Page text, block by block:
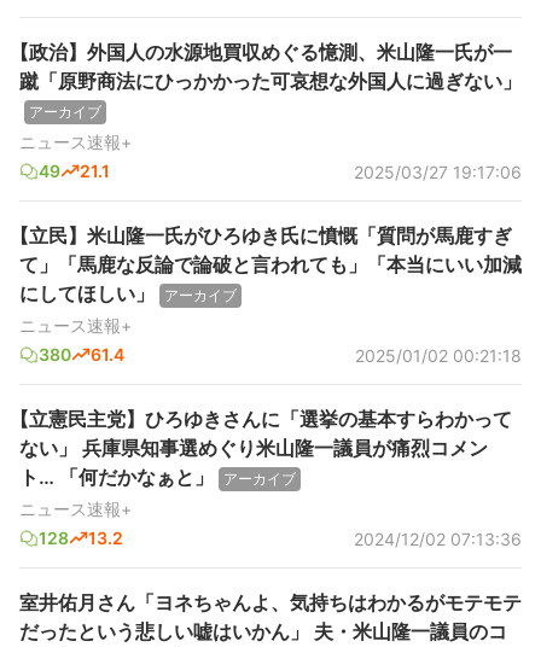
【政治】外国人の水源地買収めぐる憶測、米山隆一氏が一
蹴「原野商法にひっかかった可哀想な外国人に過ぎない」
アーカイブ
ニュース速報+
49
21.1 2025/03/27 19:17:06
【立民】米山隆一氏がひろゆき氏に憤慨「質問が馬鹿すぎ
て」「馬鹿な反論で論破と言われても」「本当にいい加減
にしてほしい」
アーカイブ
ニュース速報+
380
61.4 2025/01/02 00:21:18
【立憲民主党】ひろゆきさんに「選挙の基本すらわかって
ない」 兵庫県知事選めぐり米山隆一議員が痛烈コメン
ト… 「何だかなぁと」
アーカイブ
ニュース速報+
128
13.2 2024/12/02 07:13:36
室井佑月さん「ヨネちゃんよ、気持ちはわかるがモテモテ
だったという悲しい嘘はいかん」 夫・米山隆一議員のコ